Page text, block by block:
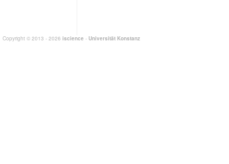
Copyright © 2013 - 2026 iscience - Universität Konstanz